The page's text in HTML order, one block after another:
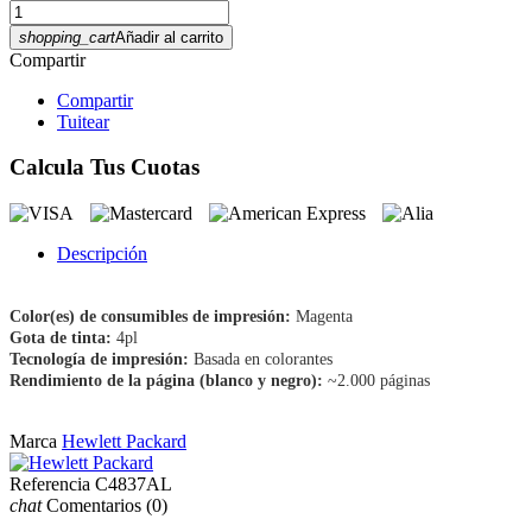
shopping_cartAñadir al carrito
Compartir
Compartir
Tuitear
Calcula Tus Cuotas
Descripción
Color(es) de consumibles de impresión: Magenta
Gota de tinta: 4pl
Tecnología de impresión: Basada en colorantes
Rendimiento de la página (blanco y negro): ~2.000 páginas
Marca Hewlett Packard
Referencia C4837AL
chat Comentarios (0)